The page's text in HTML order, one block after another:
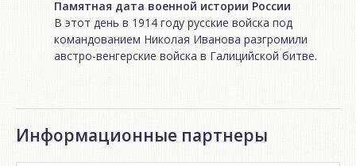
Памятная дата военной истории России
В этот день в 1914 году русские войска под
командованием Николая Иванова разгромили
австро-венгерские войска в Галицийской битве.
Информационные партнеры